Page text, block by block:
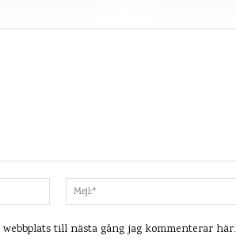
Namn:*
till nästa gång jag kommenterar här.